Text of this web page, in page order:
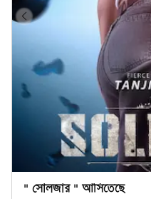
" সোলজার " আসিতেছে